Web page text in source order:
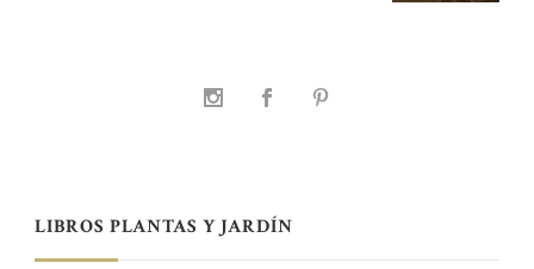
LIBROS PLANTAS Y JARDÍN